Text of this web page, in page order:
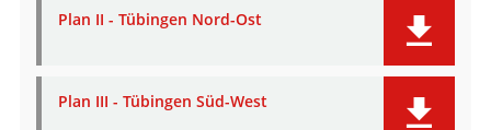
Plan II - Tübingen Nord-Ost
Plan III - Tübingen Süd-West